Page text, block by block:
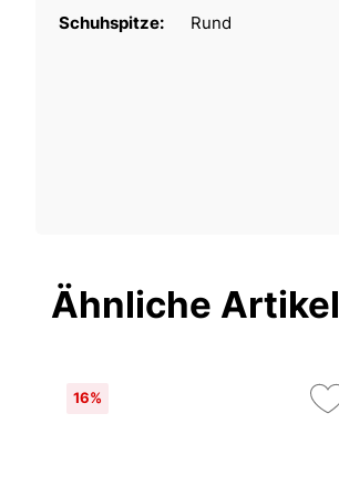
Schuhspitze: Rund
Ähnliche Artikel
16%